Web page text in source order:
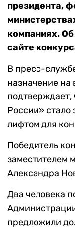
президента,
компаниях.
сайте
В пресс-
назначение на
подтверждает,
России»
лифтом для
Победитель
заместителем
Александра
Два человека
предложили